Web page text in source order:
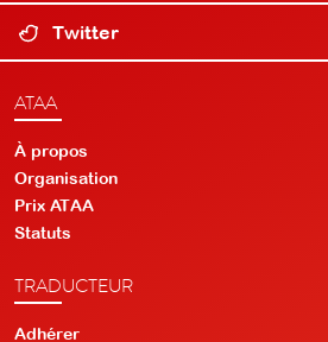
Twitter
ATAA
À propos
Organisation
Prix ATAA
Statuts
TRADUCTEUR
Adhérer